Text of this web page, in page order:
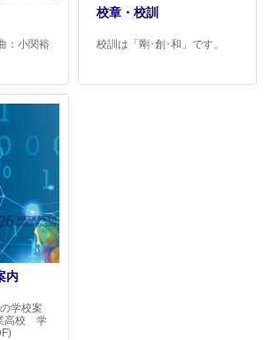
：小関裕
校章・校訓
校訓は「剛･創･和」です。
内
学校案
高校 学